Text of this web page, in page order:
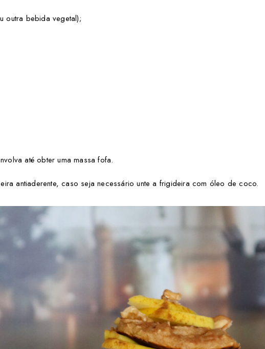
outra bebida vegetal);
até obter uma massa fofa.
antiaderente, caso seja necessário unte a frigideira com óleo de coco.